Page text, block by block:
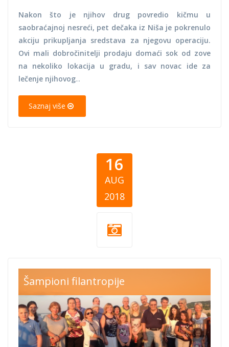
Nakon što je njihov drug povredio kičmu u
saobraćajnoj nesreći, pet dečaka iz Niša je pokrenulo
akciju prikupljanja sredstava za njegovu operaciju.
Ovi mali dobročinitelji prodaju domaći sok od zove
na nekoliko lokacija u gradu, i sav novac ide za
lečenje njihovog...
Saznaj više
16
AUG
2018
Šampioni filantropije